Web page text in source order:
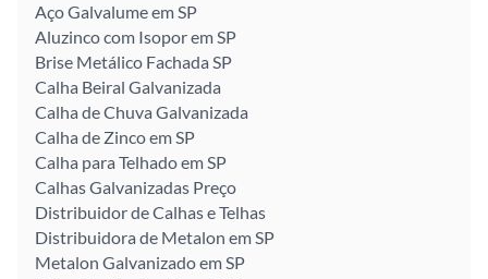
Aço Galvalume em SP
Aluzinco com Isopor em SP
Brise Metálico Fachada SP
Calha Beiral Galvanizada
Calha de Chuva Galvanizada
Calha de Zinco em SP
Calha para Telhado em SP
Calhas Galvanizadas Preço
Distribuidor de Calhas e Telhas
Distribuidora de Metalon em SP
Metalon Galvanizado em SP